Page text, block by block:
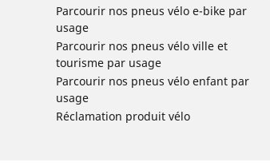
Parcourir nos pneus vélo e-bike par
usage
Parcourir nos pneus vélo ville et
tourisme par usage
Parcourir nos pneus vélo enfant par
usage
Réclamation produit vélo